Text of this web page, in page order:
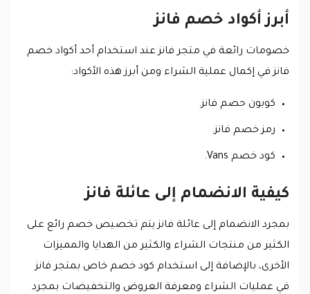
أبرز أكواد خصم فانز
خصومات رائعة في متجر فانز عند استخدام أحد أكواد خصم
فانز في إكمال عملية الشراء ومن أبرز هذه الأكواد:
كوبون حصم فانز.
رمز خصم فانز.
كود خصم Vans.
كيفية الانضمام إلى عائلة فانز
بمجرد الانضمام إلى عائلة فانز يتم تخصيص خصم رائع على
الكثير من منتجات الشراء والكثير من الهدايا والمميزات
الأخرى، بالإضافة إلى استخدام كود خصم خاص بمتجر فانز
في عمليات الشراء ومعرفة العروض والتخفيضات بمجرد